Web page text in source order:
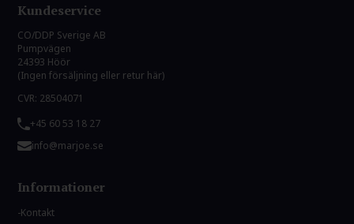
Kundeservice
CO/DDP Sverige AB
Pumpvägen
24393 Höör
(Ingen försäljning eller retur här)
CVR: 28504071
+45 60 53 18 27
info@marjoe.se
Informationer
Kontakt